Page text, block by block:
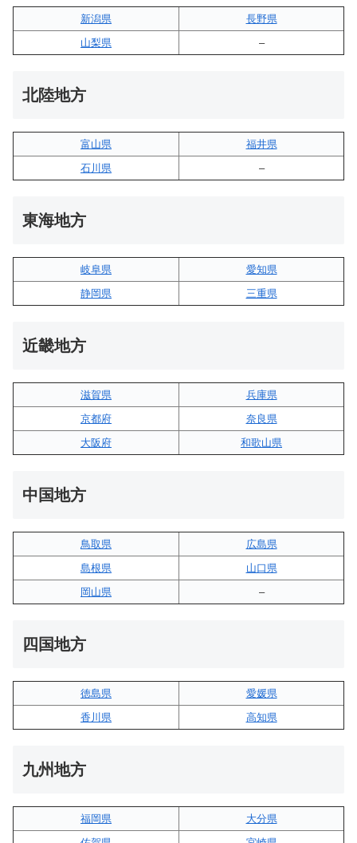
新潟県
長野県
山梨県
–
北陸地方
富山県
福井県
石川県
–
東海地方
岐阜県
愛知県
静岡県
三重県
近畿地方
滋賀県
兵庫県
京都府
奈良県
大阪府
和歌山県
中国地方
鳥取県
広島県
島根県
山口県
岡山県
–
四国地方
徳島県
愛媛県
香川県
高知県
九州地方
福岡県
大分県